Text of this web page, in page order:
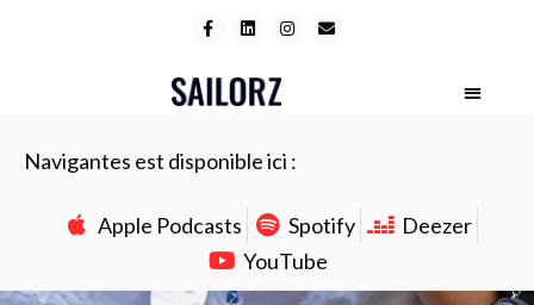
Navigantes est disponible ici :
Apple Podcasts Spotify
Deezer
YouTube